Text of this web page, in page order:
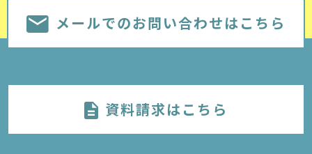
メールでのお問い合わせはこちら
資料請求はこちら